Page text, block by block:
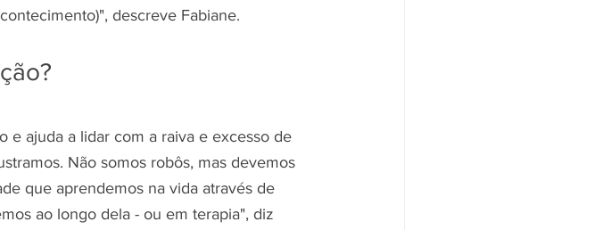
descreve Fabiane.
e ajuda a lidar com a raiva e excesso de
Não somos robôs, mas devemos
que aprendemos na vida através de
ao longo dela - ou em terapia", diz